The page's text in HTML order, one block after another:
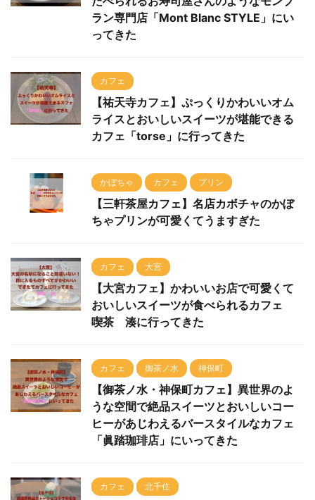
ラン専門店「Mont Blanc STYLE」にい
ってきた
カフェ
【祐天寺カフェ】ぷっくりかわいいオム
ライスとおいしいスイーツが堪能できる
カフェ「torse」に行ってきた
かぼちゃ カフェ プリン
【三軒茶屋カフェ】名店カボチャのかぼ
ちゃプリンが可愛くてうますぎた
カフェ 大宮
【大宮カフェ】かわいいお店で可愛くて
おいしいスイーツが食べられるカフェ
喫茶 湊に行ってきた
カフェ 御茶ノ水 神保町
【御茶ノ水・神保町カフェ】異世界のよ
うな空間で絶品スイーツとおいしいコー
ヒーがあじわえるバースタイルなカフェ
「眞踏珈琲店」にいってきた
カフェ 北千住